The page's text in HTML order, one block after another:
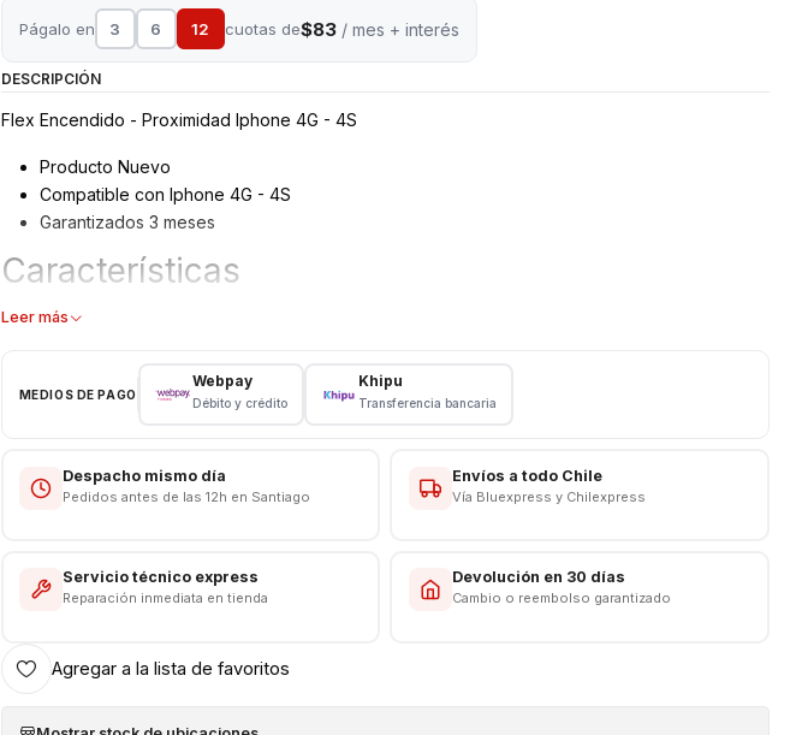
Págalo en 3 6 12 cuotas de$83/ mes + interés
DESCRIPCIÓN
Flex Encendido - Proximidad Iphone 4G - 4S
Producto Nuevo
Compatible con Iphone 4G - 4S
Garantizados 3 meses
Características
Flex Encendido - Proximidad
Producto Reemplazo
Leer más
MEDIOS DE PAGO
Webpay
Débito y crédito
Khipu
Transferencia bancaria
Despacho mismo día
Pedidos antes de las 12h en Santiago
Envíos a todo Chile
Vía Bluexpress y Chilexpress
Servicio técnico express
Reparación inmediata en tienda
Devolución en 30 días
Cambio o reembolso garantizado
Agregar a la lista de favoritos